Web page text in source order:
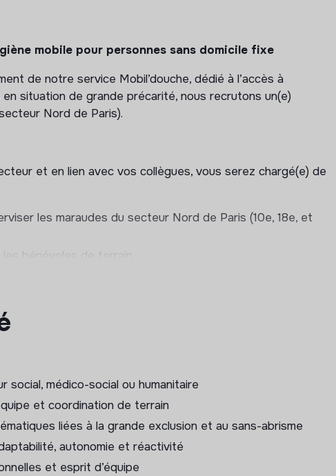
mobile pour personnes sans domicile fixe
de notre service Mobil’douche, dédié à l’accès à
en situation de grande précarité, nous recrutons un(e)
Nord de Paris).
et en lien avec vos collègues, vous serez chargé(e) de
les maraudes du secteur Nord de Paris (10e, 18e, et
bénévoles de terrain
interventions (accueil, hygiène, respect des usagers)
partenariats locaux (associations, collectivités, acteurs
du service et au suivi des activités (reporting,
sociale” pour toutes les Mobil’douches parisiennes
participer à une action concrète et humaine, au plus près
rue, en contribuant à restaurer dignité et lien social.
social, médico-social ou humanitaire
et coordination de terrain
liées à la grande exclusion et au sans-abrisme
autonomie et réactivité
et esprit d’équipe